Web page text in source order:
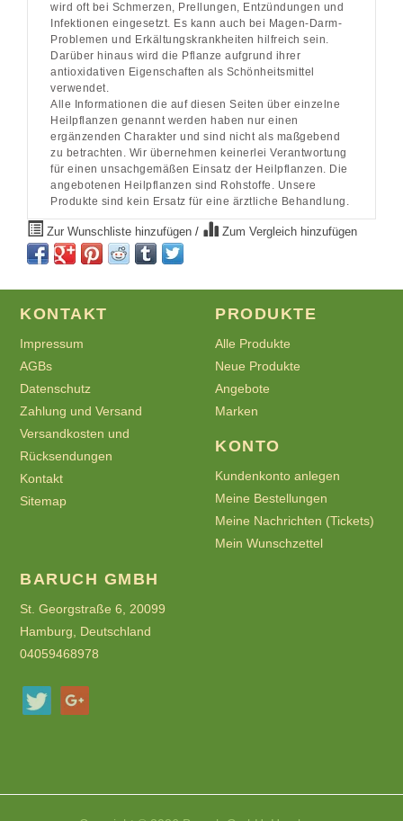
wird oft bei Schmerzen, Prellungen, Entzündungen und
Infektionen eingesetzt. Es kann auch bei Magen-Darm-
Problemen und Erkältungskrankheiten hilfreich sein.
Darüber hinaus wird die Pflanze aufgrund ihrer
antioxidativen Eigenschaften als Schönheitsmittel
verwendet.
Alle Informationen die auf diesen Seiten über einzelne
Heilpflanzen genannt werden haben nur einen
ergänzenden Charakter und sind nicht als maßgebend
zu betrachten. Wir übernehmen keinerlei Verantwortung
für einen unsachgemäßen Einsatz der Heilpflanzen. Die
angebotenen Heilpflanzen sind Rohstoffe. Unsere
Produkte sind kein Ersatz für eine ärztliche Behandlung.
Zur Wunschliste hinzufügen / Zum Vergleich hinzufügen
KONTAKT
Impressum
AGBs
Datenschutz
Zahlung und Versand
Versandkosten und
Rücksendungen
Kontakt
Sitemap
PRODUKTE
Alle Produkte
Neue Produkte
Angebote
Marken
KONTO
Kundenkonto anlegen
Meine Bestellungen
Meine Nachrichten (Tickets)
Mein Wunschzettel
BARUCH GMBH
St. Georgstraße 6, 20099
Hamburg, Deutschland
04059468978